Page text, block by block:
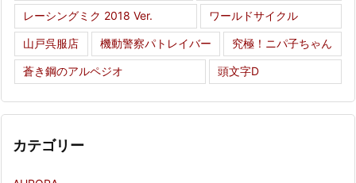
レーシングミク 2018 Ver. ワールドサイクル
山戸呉服店 機動警察パトレイバー 究極！ニパ子ちゃん
蒼き鋼のアルペジオ 頭文字D
カテゴリー